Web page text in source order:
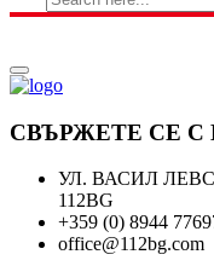
СВЪРЖЕТЕ СЕ С
УЛ. ВАСИЛ
112BG
+359 (0) 8944
office@112bg.com